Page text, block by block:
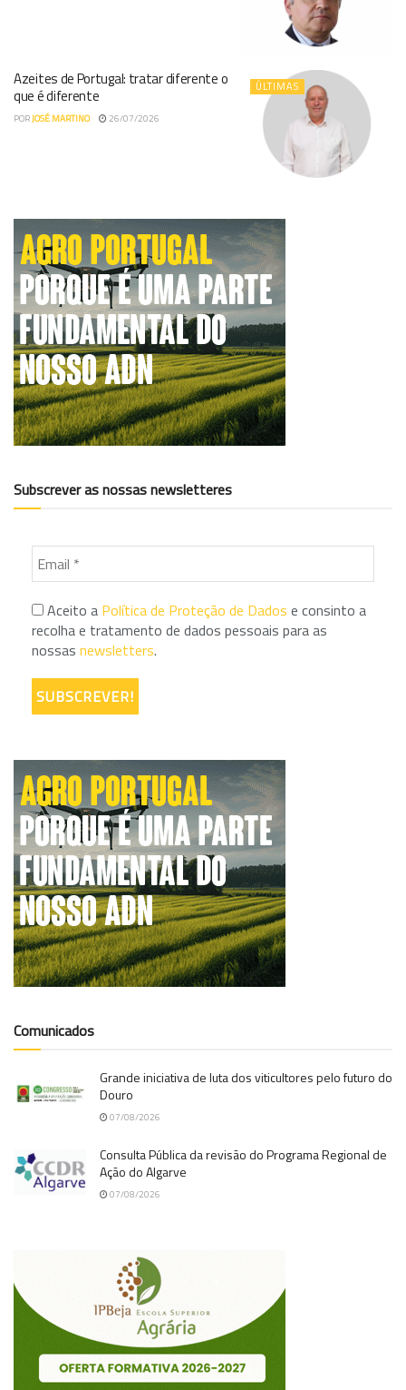
ÚLTIMAS
Azeites de Portugal: tratar diferente o
que é diferente
PORJOSÉ MARTINO 26/07/2026
Subscrever as nossas newsletteres
Aceito a Política de Proteção de Dados e consinto a
recolha e tratamento de dados pessoais para as
nossas newsletters.
Comunicados
Grande iniciativa de luta dos viticultores pelo futuro do
Douro
07/08/2026
Consulta Pública da revisão do Programa Regional de
Ação do Algarve
07/08/2026